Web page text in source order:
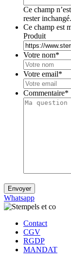
Ce champ
rester inchangé.
Ce champ est
Produit
Votre nom*
Votre email*
Commentaire*
Envoyer
Whatsapp
Contact
CGV
RGDP
MANDAT